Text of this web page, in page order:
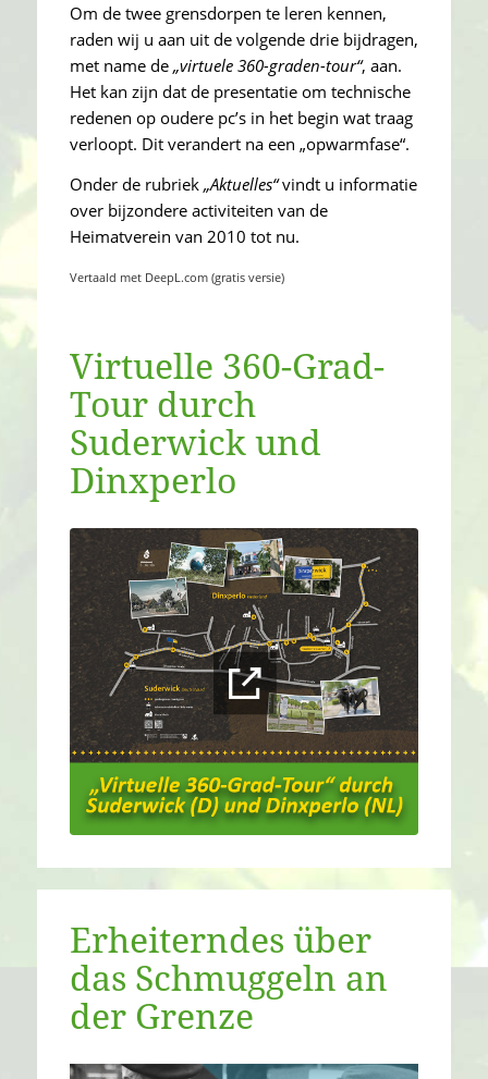
Om de twee grensdorpen te leren kennen,
raden wij u aan uit de volgende drie bijdragen,
met name de „virtuele 360-graden-tour“, aan.
Het kan zijn dat de presentatie om technische
redenen op oudere pc’s in het begin wat traag
verloopt. Dit verandert na een „opwarmfase“.
Onder de rubriek „Aktuelles“vindt u informatie
over bijzondere activiteiten van de
Heimatverein van 2010 tot nu.
Vertaald met DeepL.com (gratis versie)
Virtuelle 360-Grad-
Tour durch
Suderwick und
Dinxperlo
Erheiterndes über
das Schmuggeln an
der Grenze